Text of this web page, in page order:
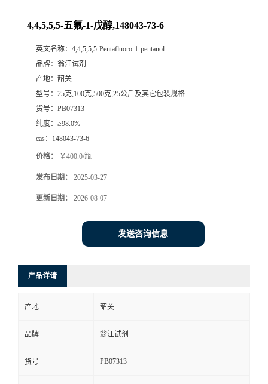
4,4,5,5,5-五氟-1-戊醇,148043-73-6
英文名称： 4,4,5,5,5-Pentafluoro-1-pentanol
品牌： 翁江试剂
产地： 韶关
型号： 25克,100克,500克,25公斤及其它包装规格
货号： PB07313
纯度： ≥98.0%
cas： 148043-73-6
价格： ￥400.0/瓶
发布日期： 2025-03-27
更新日期： 2026-08-07
发送咨询信息
产品详请
产地 韶关
品牌 翁江试剂
货号 PB07313